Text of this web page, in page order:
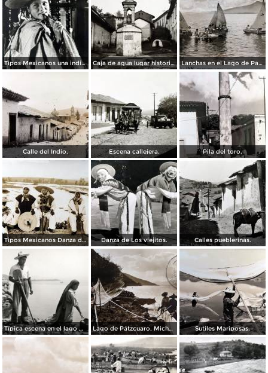
Tipos Mexicanos una india Huananche. Caja de agua lugar historico. Lanchas en el Lago de Patzcuaro.
Calle del Indio. Escena callejera. Pila del toro.
Tipos Mexicanos Danza de Los viejitos.. Danza de Los viejitos. Calles pueblerinas.
Típica escena en el lago de Pátzcuaro Lago de Pátzcuaro, Michoacán por el Fotógrafo Hugo Brehme. ( Circulada el 6 de Marzo de 1931 ). Sutiles Mariposas.